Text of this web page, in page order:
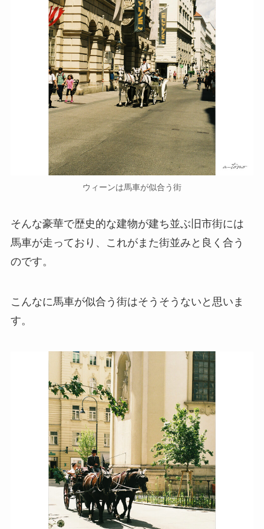
ウィーンは馬車が似合う街
そんな豪華で歴史的な建物が建ち並ぶ旧市街には
馬車が走っており、これがまた街並みと良く合う
のです。
こんなに馬車が似合う街はそうそうないと思いま
す。